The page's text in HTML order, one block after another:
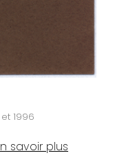
1996
savoir plus